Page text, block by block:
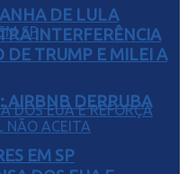
AIRBNB DERRUBA
EM SP
DE LULA
INTERFERÊNCIA
DE TRUMP E MILEI A